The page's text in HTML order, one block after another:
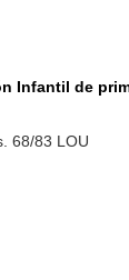
Infantil de
68/83 LOU